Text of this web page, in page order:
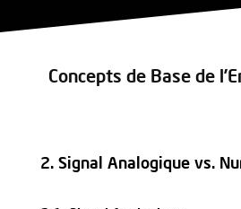
Concepts de Base de
2. Signal Analogique vs.